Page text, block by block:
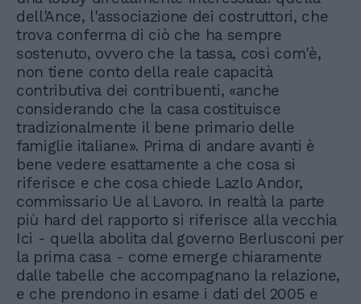
dell'Ance, l'associazione dei costruttori, che
trova conferma di ciò che ha sempre
sostenuto, ovvero che la tassa, così com'è,
non tiene conto della reale capacità
contributiva dei contribuenti, «anche
considerando che la casa costituisce
tradizionalmente il bene primario delle
famiglie italiane». Prima di andare avanti è
bene vedere esattamente a che cosa si
riferisce e che cosa chiede Lazlo Andor,
commissario Ue al Lavoro. In realtà la parte
più hard del rapporto si riferisce alla vecchia
Ici - quella abolita dal governo Berlusconi per
la prima casa - come emerge chiaramente
dalle tabelle che accompagnano la relazione,
e che prendono in esame i dati del 2005 e